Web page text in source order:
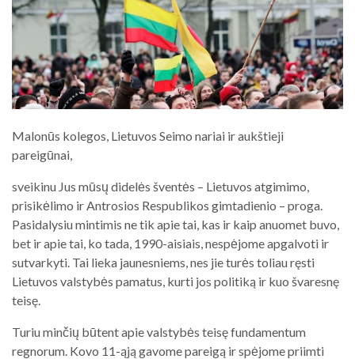
Malonūs kolegos, Lietuvos Seimo nariai ir aukštieji
pareigūnai,
sveikinu Jus mūsų didelės šventės – Lietuvos atgimimo,
prisikėlimo ir Antrosios Respublikos gimtadienio – proga.
Pasidalysiu mintimis ne tik apie tai, kas ir kaip anuomet buvo,
bet ir apie tai, ko tada, 1990-aisiais, nespėjome apgalvoti ir
sutvarkyti. Tai lieka jaunesniems, nes jie turės toliau ręsti
Lietuvos valstybės pamatus, kurti jos politiką ir kuo švaresnę
teisę.
Turiu minčių būtent apie valstybės teisę fundamentum
regnorum. Kovo 11-ąją gavome pareigą ir spėjome priimti